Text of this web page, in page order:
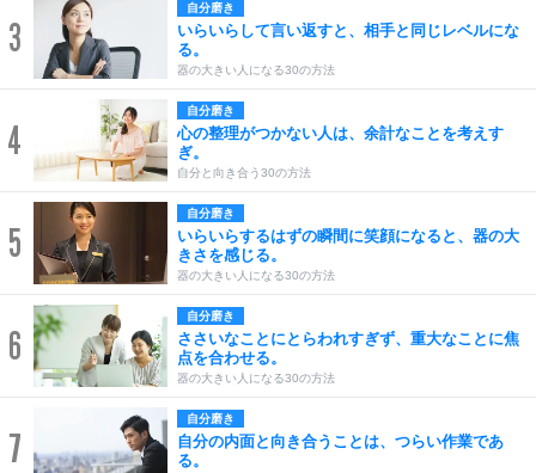
3
自分磨き
いらいらして言い返すと、相手と同じレベルにな
る。
器の大きい人になる30の方法
4
自分磨き
心の整理がつかない人は、余計なことを考えす
ぎ。
自分と向き合う30の方法
5
自分磨き
いらいらするはずの瞬間に笑顔になると、器の大
きさを感じる。
器の大きい人になる30の方法
6
自分磨き
ささいなことにとらわれすぎず、重大なことに焦
点を合わせる。
器の大きい人になる30の方法
7
自分磨き
自分の内面と向き合うことは、つらい作業であ
る。